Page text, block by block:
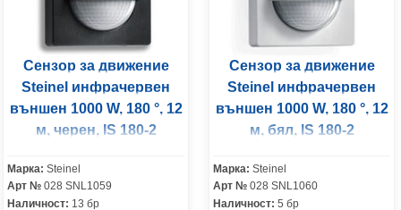
Сензор за движение
Steinel инфрачервен
външен 1000 W, 180 °, 12
м, черен, IS 180-2
Марка: Steinel
Арт № 028 SNL1059
Наличност: 13 бр
Сензор за движение
Steinel инфрачервен
външен 1000 W, 180 °, 12
м, бял, IS 180-2
Марка: Steinel
Арт № 028 SNL1060
Наличност: 5 бр